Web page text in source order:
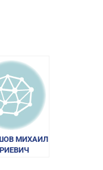
МИХАИЛ